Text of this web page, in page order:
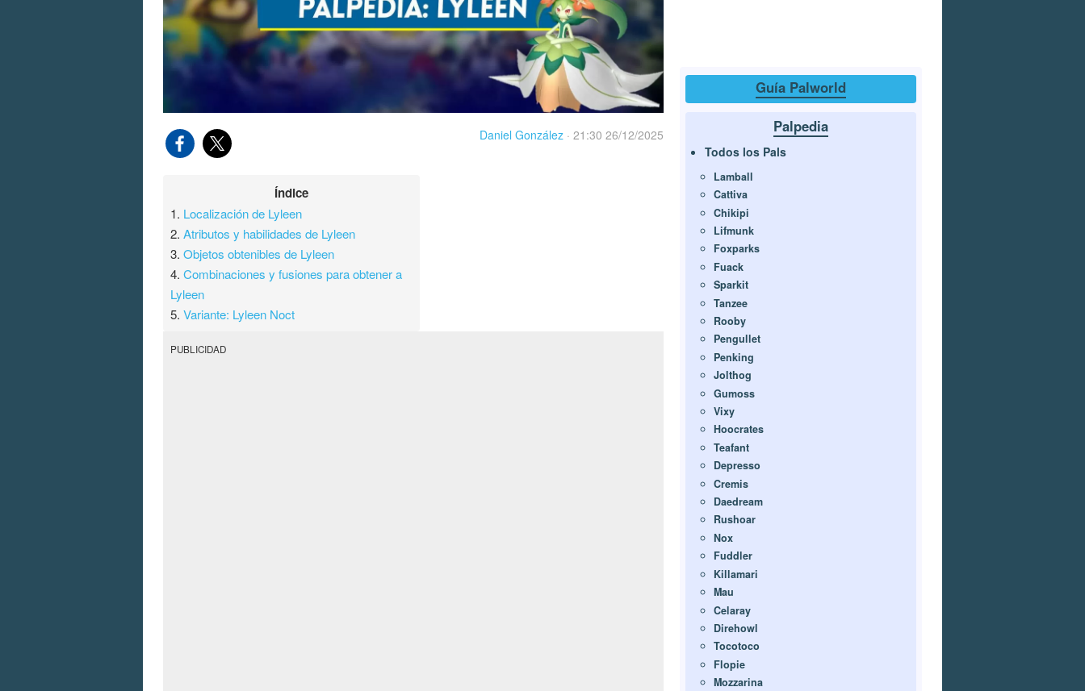
Daniel González · 21:30 26/12/2025
Índice
1. Localización de Lyleen
2.Atributos y habilidades de Lyleen
3.Objetos obtenibles de Lyleen
4.Combinaciones y fusiones para obtener a
Lyleen
5.Variante: Lyleen Noct
PUBLICIDAD
Guía Palworld
Palpedia
Todos los Pals
Lamball
Cattiva
Chikipi
Lifmunk
Foxparks
Fuack
Sparkit
Tanzee
Rooby
Pengullet
Penking
Jolthog
Gumoss
Vixy
Hoocrates
Teafant
Depresso
Cremis
Daedream
Rushoar
Nox
Fuddler
Killamari
Mau
Celaray
Direhowl
Tocotoco
Flopie
Mozzarina